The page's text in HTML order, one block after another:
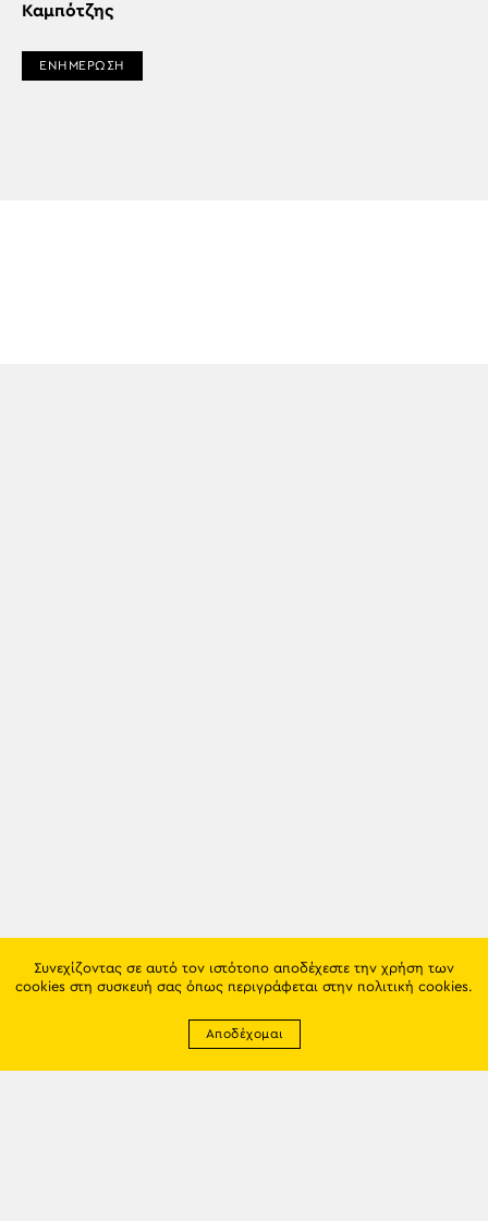
Καμπότζης
ΕΝΗΜΕΡΩΣΗ
Συνεχίζοντας σε αυτό τον ιστότοπο αποδέχεστε την χρήση των
cookies στη συσκευή σας όπως περιγράφεται στην πολιτική cookies.
Αποδέχομαι